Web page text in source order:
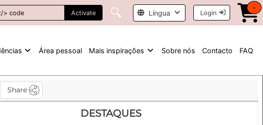
Activate 🔍 Língua Login
-
Área pessoal Mais inspirações Sobre nós Contacto FAQ
Share
DESTAQUES